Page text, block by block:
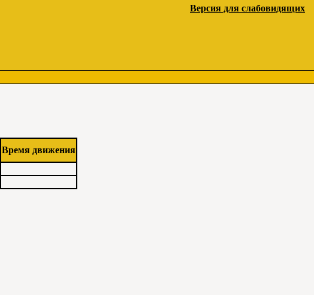
Версия для слабовидящих
Время движения